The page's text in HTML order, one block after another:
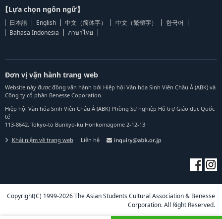
【Lựa chọn ngôn ngữ】
日本語 English 中文（简体字） 中文（繁體字）
한국어
Bahasa Indonesia
ภาษาไทย
Đơn vị vận hành trang web
Website này được đồng vận hành bởi Hiệp hội Văn hóa Sinh Viên Châu Á (ABK) và
Công ty cổ phần Benesse Coporation.
Hiệp hội Văn hóa Sinh Viên Châu Á (ABK) Phòng Sự nghiệp Hỗ trợ Giáo dục Quốc
tế
113-8642, Tokyo-to Bunkyo-ku Honkomagome 2-12-13
Khái niệm về trang web Liên hệ
Copyright(C) 1999-2026 The Asian Students Cultural Association & Benesse
Corporation. All Right Reserved.